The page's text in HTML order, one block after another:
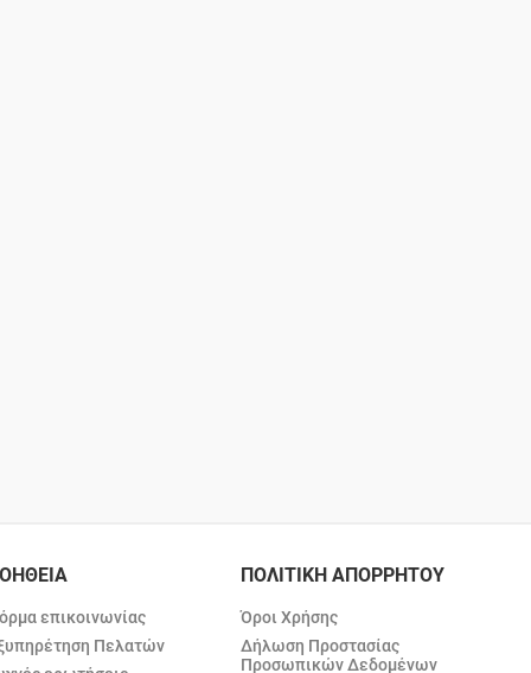
επικοινωνίας
Πελατών
ΠΟΛΙΤΙΚΗ ΑΠΟΡΡΗΤΟΥ
Όροι Χρήσης
Δήλωση Προστασίας
Προσωπικών Δεδομένων